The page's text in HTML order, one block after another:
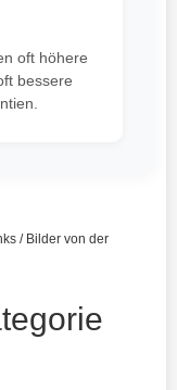
oft höhere
bessere
/ Bilder von der